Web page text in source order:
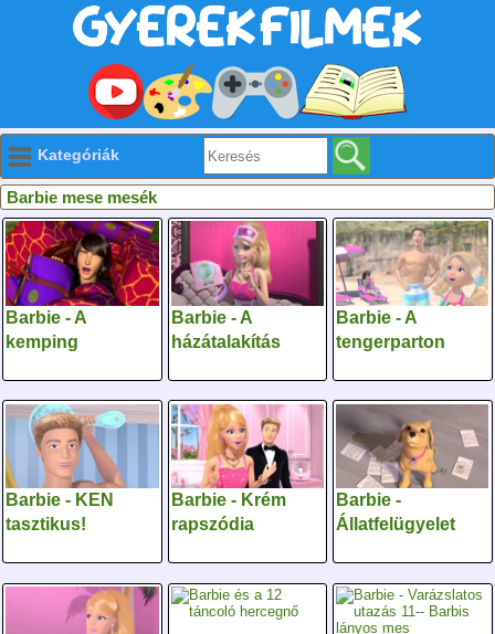
Kategóriák
Barbie mese mesék
Barbie - A
kemping
Barbie - A
házátalakítás
Barbie - A
tengerparton
Barbie - KEN
tasztikus!
Barbie - Krém
rapszódia
Barbie -
Állatfelügyelet